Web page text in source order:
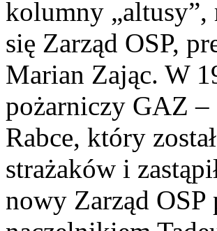
kolumny „altusy”,
się Zarząd OSP,
Marian Zając. W
pożarniczy GAZ –
Rabce, który
strażaków i
nowy Zarząd OSP